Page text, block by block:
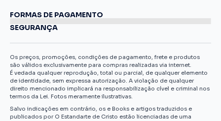
FORMAS DE PAGAMENTO
SEGURANÇA
Os preços, promoções, condições de pagamento, frete e produtos
são válidos exclusivamente para compras realizadas via internet.
É vedada qualquer reprodução, total ou parcial, de qualquer elemento
de identidade, sem expressa autorização. A violação de qualquer
direito mencionado implicará na responsabilização cível e criminal nos
termos da Lei. Fotos meramente ilustrativas.
Salvo indicações em contrário, os e Books e artigos traduzidos e
publicados por O Estandarte de Cristo estão licenciadas de uma